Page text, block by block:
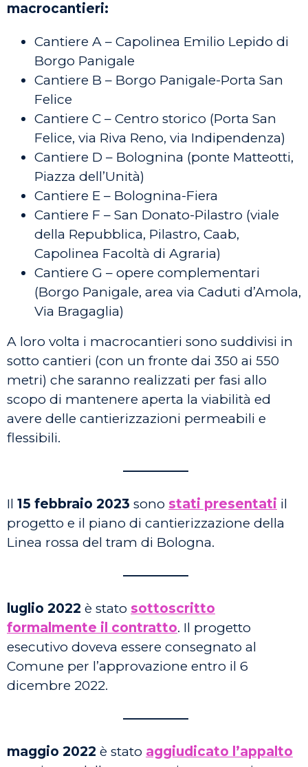
macrocantieri:
Cantiere A – Capolinea Emilio Lepido di
Borgo Panigale
Cantiere B – Borgo Panigale-Porta San
Felice
Cantiere C – Centro storico (Porta San
Felice, via Riva Reno, via Indipendenza)
Cantiere D – Bolognina (ponte Matteotti,
Piazza dell’Unità)
Cantiere E – Bolognina-Fiera
Cantiere F – San Donato-Pilastro (viale
della Repubblica, Pilastro, Caab,
Capolinea Facoltà di Agraria)
Cantiere G – opere complementari
(Borgo Panigale, area via Caduti d’Amola,
Via Bragaglia)
A loro volta i macrocantieri sono suddivisi in
sotto cantieri (con un fronte dai 350 ai 550
metri) che saranno realizzati per fasi allo
scopo di mantenere aperta la viabilità ed
avere delle cantierizzazioni permeabili e
flessibili.
—————
Il 15 febbraio 2023 sono stati presentati il
progetto e il piano di cantierizzazione della
Linea rossa del tram di Bologna.
—————
luglio 2022 è stato sottoscritto
formalmente il contratto. Il progetto
esecutivo doveva essere consegnato al
Comune per l’approvazione entro il 6
dicembre 2022.
—————
maggio 2022 è stato aggiudicato l’appalto